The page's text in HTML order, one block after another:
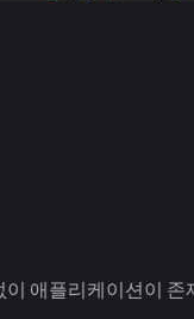
애플리케이션이 존